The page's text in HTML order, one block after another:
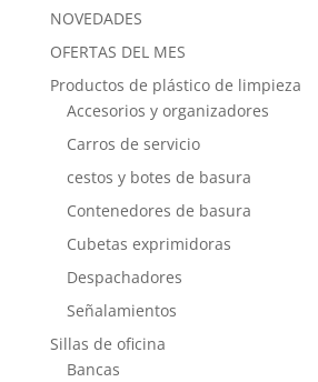
NOVEDADES
OFERTAS DEL MES
Productos de plástico de limpieza
Accesorios y organizadores
Carros de servicio
cestos y botes de basura
Contenedores de basura
Cubetas exprimidoras
Despachadores
Señalamientos
Sillas de oficina
Bancas